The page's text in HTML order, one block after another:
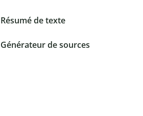
Résumé de texte
Générateur de sources